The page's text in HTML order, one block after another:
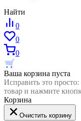
Найти
0
0
0
Ваша корзина пуста
Исправить это
товар и нажмите
Корзина
Очистить корзину